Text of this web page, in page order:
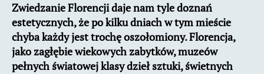
Zwiedzanie Florencji daje nam tyle doznań
estetycznych, że po kilku dniach w tym mieście
chyba każdy jest trochę oszołomiony. Florencja,
jako zagłębie wiekowych zabytków, muzeów
pełnych światowej klasy dzieł sztuki, świetnych